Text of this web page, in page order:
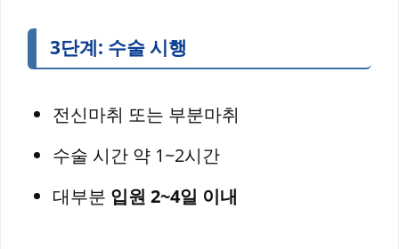
3단계: 수술 시행
전신마취 또는 부분마취
수술 시간 약 1~2시간
대부분 입원 2~4일 이내